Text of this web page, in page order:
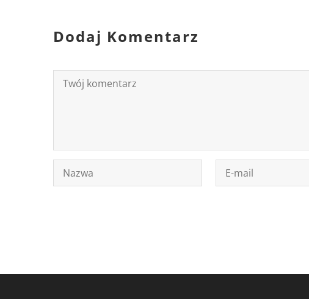
Dodaj Komentarz